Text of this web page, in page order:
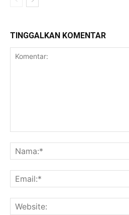
TINGGALKAN KOMENTAR